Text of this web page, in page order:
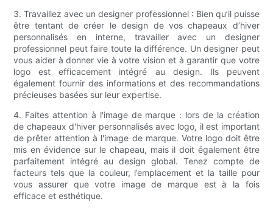
3. Travaillez avec un designer professionnel : Bien qu’il puisse
être tentant de créer le design de vos chapeaux d’hiver
personnalisés en interne, travailler avec un designer
professionnel peut faire toute la différence. Un designer peut
vous aider à donner vie à votre vision et à garantir que votre
logo est efficacement intégré au design. Ils peuvent
également fournir des informations et des recommandations
précieuses basées sur leur expertise.
4. Faites attention à l'image de marque : lors de la création
de chapeaux d'hiver personnalisés avec logo, il est important
de prêter attention à l'image de marque. Votre logo doit être
mis en évidence sur le chapeau, mais il doit également être
parfaitement intégré au design global. Tenez compte de
facteurs tels que la couleur, l’emplacement et la taille pour
vous assurer que votre image de marque est à la fois
efficace et esthétique.